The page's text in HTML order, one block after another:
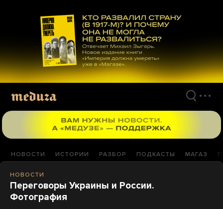
материалам
НОВОСТИ ИСТОРИИ РАЗБОР ПОДКАСТЫ МАГАЗ
НОВОСТИ
Переговоры Украины и России.
Фотография